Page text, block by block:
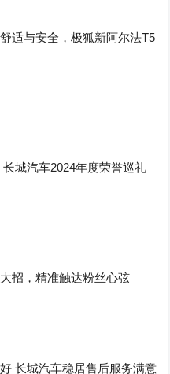
适与安全，极狐新阿尔法T5
城汽车2024年度荣誉巡礼
招，精准触达粉丝心弦
长城汽车稳居售后服务满意